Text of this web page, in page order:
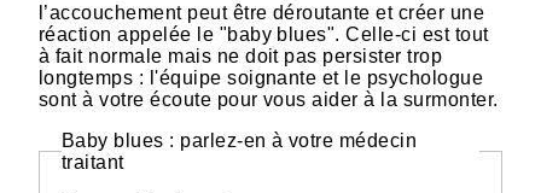
l’accouchement peut être déroutante et créer une
réaction appelée le "baby blues". Celle-ci est tout
à fait normale mais ne doit pas persister trop
longtemps : l'équipe soignante et le psychologue
sont à votre écoute pour vous aider à la surmonter.
Baby blues : parlez-en à votre médecin
traitant